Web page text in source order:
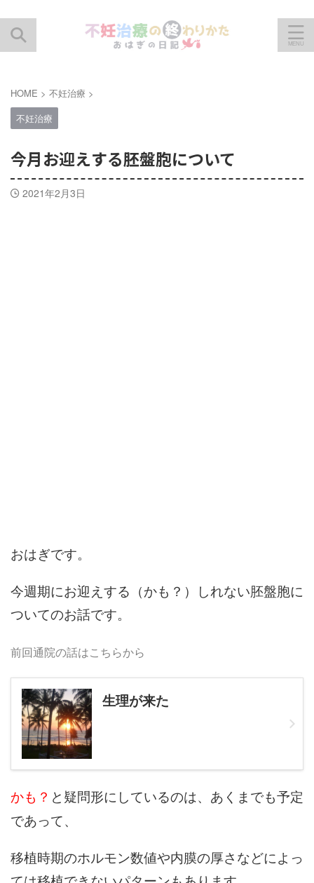
HOME > 不妊治療 >
不妊治療
今月お迎えする胚盤胞について
2021年2月3日
おはぎです。
今週期にお迎えする（かも？）しれない胚盤胞に
ついてのお話です。
前回通院の話はこちらから
生理が来た
かも？ と疑問形にしているのは、あくまでも予定
であって、
移植時期のホルモン数値や内膜の厚さなどによっ